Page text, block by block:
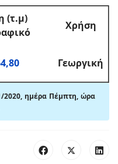
(τ.μ)
Χρήση
Γεωργική
2020, ημέρα Πέμπτη, ώρα